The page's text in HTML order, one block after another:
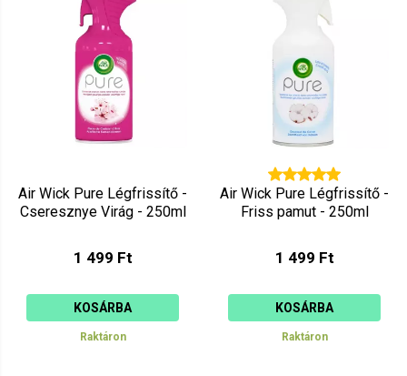
Air Wick Pure Légfrissítő -
Cseresznye Virág - 250ml
1 499 Ft
KOSÁRBA
Raktáron
Air Wick Pure Légfrissítő -
Friss pamut - 250ml
1 499 Ft
KOSÁRBA
Raktáron